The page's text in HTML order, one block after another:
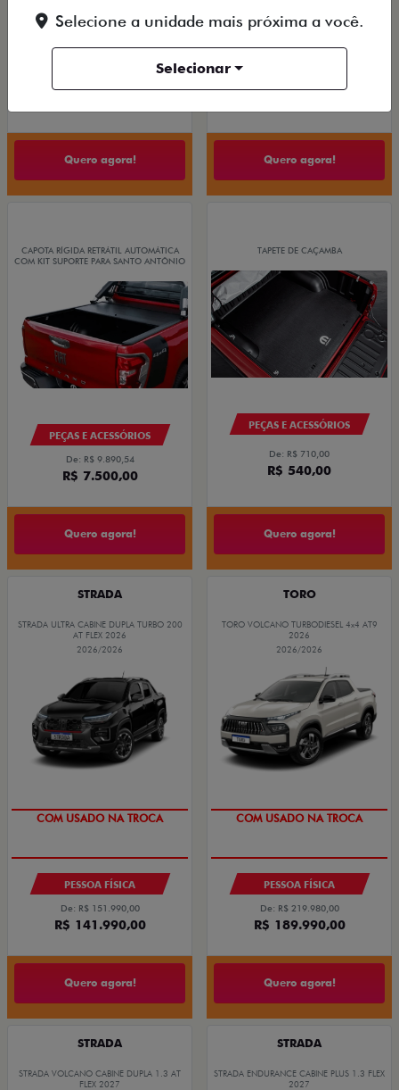
Quero agora!
De: R$ 2.100,00
Quero agora!
CAPOTA RÍGIDA RETRÁTIL AUTOMÁTICA
COM KIT SUPORTE PARA SANTO ANTÔNIO
PEÇAS E ACESSÓRIOS
De: R$ 9.890,54
R$ 7.500,00
Quero agora!
TAPETE DE CAÇAMBA
PEÇAS E ACESSÓRIOS
De: R$ 710,00
R$ 540,00
Quero agora!
STRADA
STRADA ULTRA CABINE DUPLA TURBO 200
AT FLEX 2026
2026/2026
COM USADO NA TROCA
PESSOA FÍSICA
De: R$ 151.990,00
R$ 141.990,00
Quero agora!
TORO
TORO VOLCANO TURBODIESEL 4x4 AT9
2026
2026/2026
COM USADO NA TROCA
PESSOA FÍSICA
De: R$ 219.980,00
R$ 189.990,00
Quero agora!
STRADA
STRADA VOLCANO CABINE DUPLA 1.3 AT
FLEX 2027
STRADA
STRADA ENDURANCE CABINE PLUS 1.3 FLEX
2027
Selecione a unidade mais próxima a você.
Selecionar